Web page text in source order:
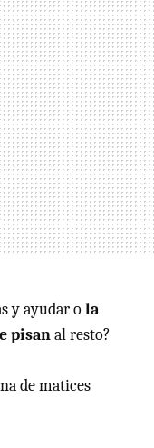
y ayudar ola
pisanal resto?
de matices